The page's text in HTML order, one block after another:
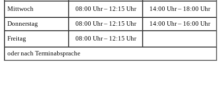
Mittwoch 08:00 Uhr – 12:15 Uhr 14:00 Uhr – 18:00 Uhr
Donnerstag 08:00 Uhr – 12:15 Uhr 14:00 Uhr – 16:00 Uhr
Freitag 08:00 Uhr – 12:15 Uhr
oder nach Terminabsprache